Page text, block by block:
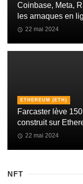
Coinbase, Meta,
les arnaques en
22 mai 2024
ETHEREUM (ETH)
Farcaster lève
construit sur
22 mai 2024
NFT